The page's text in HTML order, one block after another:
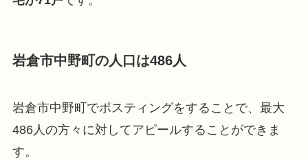
岩倉市中野町の人口は486人
岩倉市中野町でポスティングをすることで、最大
486人の方々に対してアピールすることができま
す。